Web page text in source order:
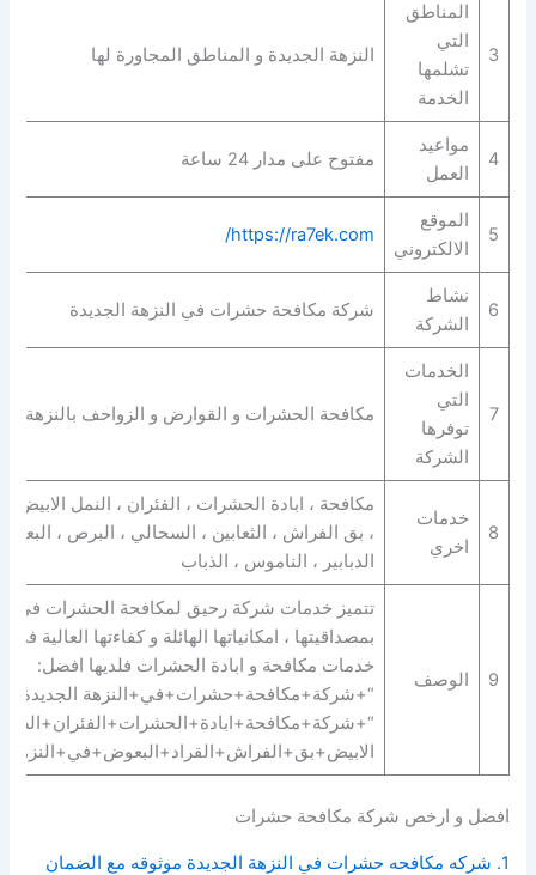
3
المناطق
التي
تشلمها
الخدمة
النزهة الجديدة و المناطق المجاورة لها
4
مواعيد
العمل
مفتوح على مدار 24 ساعة
5
الموقع
الالكتروني
https://ra7ek.com/
6
نشاط
الشركة
شركة مكافحة حشرات في النزهة الجديدة
7
الخدمات
التي
توفرها
الشركة
مكافحة الحشرات و القوارض و الزواحف بالنزهة
8
خدمات
اخري
مكافحة ، ابادة الحشرات ، الفئران ، النمل الابيض ،
، بق الفراش ، الثعابين ، السحالي ، البرص ،
الدبابير ، الناموس ، الذباب
9 الوصف
تتميز خدمات شركة رحيق لمكافحة الحشرات في
بمصداقيتها ، امكانياتها الهائلة و كفاءتها العالية
خدمات مكافحة و ابادة الحشرات فلديها افضل:
“+شركة+مكافحة+حشرات+في+النزهة
الابيض+بق+الفراش+القراد+البعوض+في+النزهة
افضل و ارخص شركة مكافحة حشرات
1. شركه مكافحه حشرات في النزهة الجديدة موثوقه مع الضمان